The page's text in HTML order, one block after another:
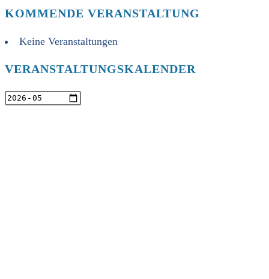
KOMMENDE VERANSTALTUNG
Keine Veranstaltungen
VERANSTALTUNGSKALENDER